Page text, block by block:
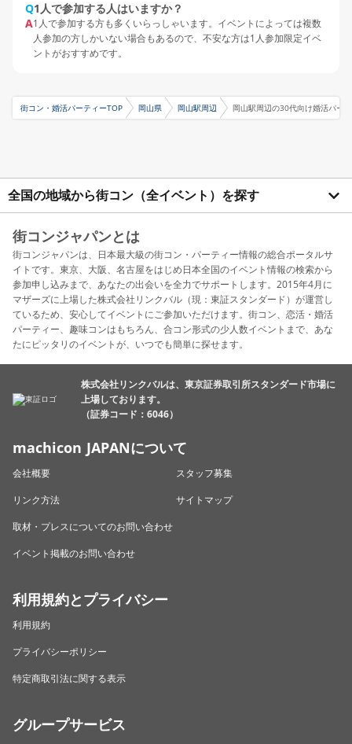
Q1人で参加する人はいますか？
A1人で参加する方も多くいらっしゃいます。イベントによっては複数
人参加の方しかいない場合もあるので、不安な方は1人参加限定イベ
ントがおすすめです。
街コン・婚活パーティーTOP 岡山県 岡山駅周辺 岡山駅周辺の30代向け婚活パー
全国の地域から街コン（全イベント）を探す
街コンジャパンとは
街コンジャパンは、日本最大級の街コン・パーティー情報の総合ポータルサ
イトです。東京、大阪、名古屋をはじめ日本全国のイベント情報の検索から
参加申し込みまで、あなたの出会いを全力でサポートします。2015年4月に
マザーズに上場した株式会社リンクバル（現：東証スタンダード）が運営し
ているため、安心してイベントにご参加いただけます。街コン、恋活・婚活
パーティー、趣味コンはもちろん、合コン形式の少人数イベントまで、あな
たにピッタリのイベントが、いつでも簡単に探せます。
株式会社リンクバルは、東京証券取引所スタンダード市場に
上場しております。
（証券コード：6046）
machicon JAPANについて
会社概要
スタッフ募集
リンク方法
サイトマップ
取材・プレスについてのお問い合わせ
イベント掲載のお問い合わせ
利用規約とプライバシー
利用規約
プライバシーポリシー
特定商取引法に関する表示
グループサービス